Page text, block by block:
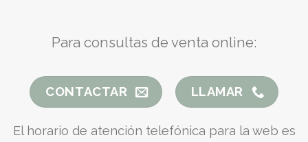
Para consultas de venta online:
CONTACTAR LLAMAR
El horario de atención telefónica para la web es